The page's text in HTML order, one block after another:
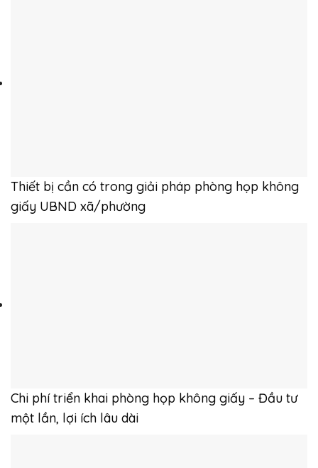
Thiết bị cần có trong giải pháp phòng họp không
giấy UBND xã/phường
Chi phí triển khai phòng họp không giấy – Đầu tư
một lần, lợi ích lâu dài